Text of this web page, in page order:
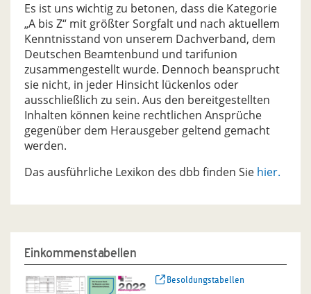
Es ist uns wichtig zu betonen, dass die Kategorie
„A bis Z“ mit größter Sorgfalt und nach aktuellem
Kenntnisstand von unserem Dachverband, dem
Deutschen Beamtenbund und tarifunion
zusammengestellt wurde. Dennoch beansprucht
sie nicht, in jeder Hinsicht lückenlos oder
ausschließlich zu sein. Aus den bereitgestellten
Inhalten können keine rechtlichen Ansprüche
gegenüber dem Herausgeber geltend gemacht
werden.
Das ausführliche Lexikon des dbb finden Sie hier.
Einkommenstabellen
Besoldungstabellen